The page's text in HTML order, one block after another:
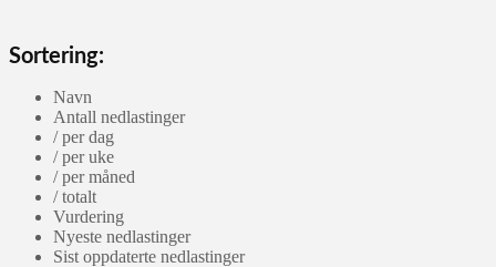
Sortering:
Navn
Antall nedlastinger
/ per dag
/ per uke
/ per måned
/ totalt
Vurdering
Nyeste nedlastinger
Sist oppdaterte nedlastinger